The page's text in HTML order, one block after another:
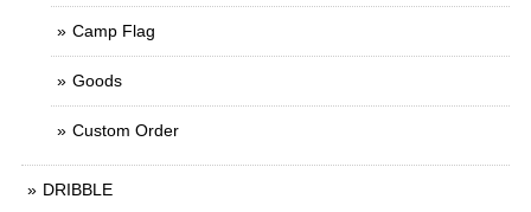
Camp Flag
Goods
Custom Order
DRIBBLE